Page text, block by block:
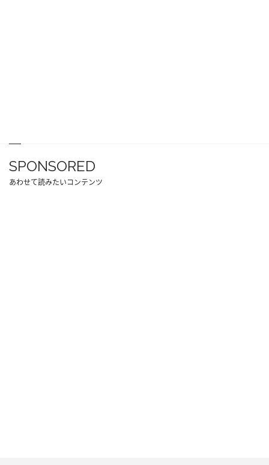
SPONSORED
あわせて読みたいコンテンツ